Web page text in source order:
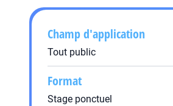
Champ d'application
Tout public
Format
Stage ponctuel